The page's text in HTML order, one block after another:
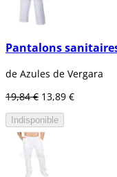
Pantalons
de Azules de Vergara
19,84 € 13,89 €
Indisponible